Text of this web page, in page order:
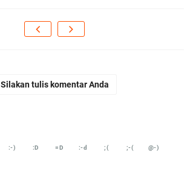
Silakan tulis komentar Anda
:-) :D =D :-d ;( ;-( @-)